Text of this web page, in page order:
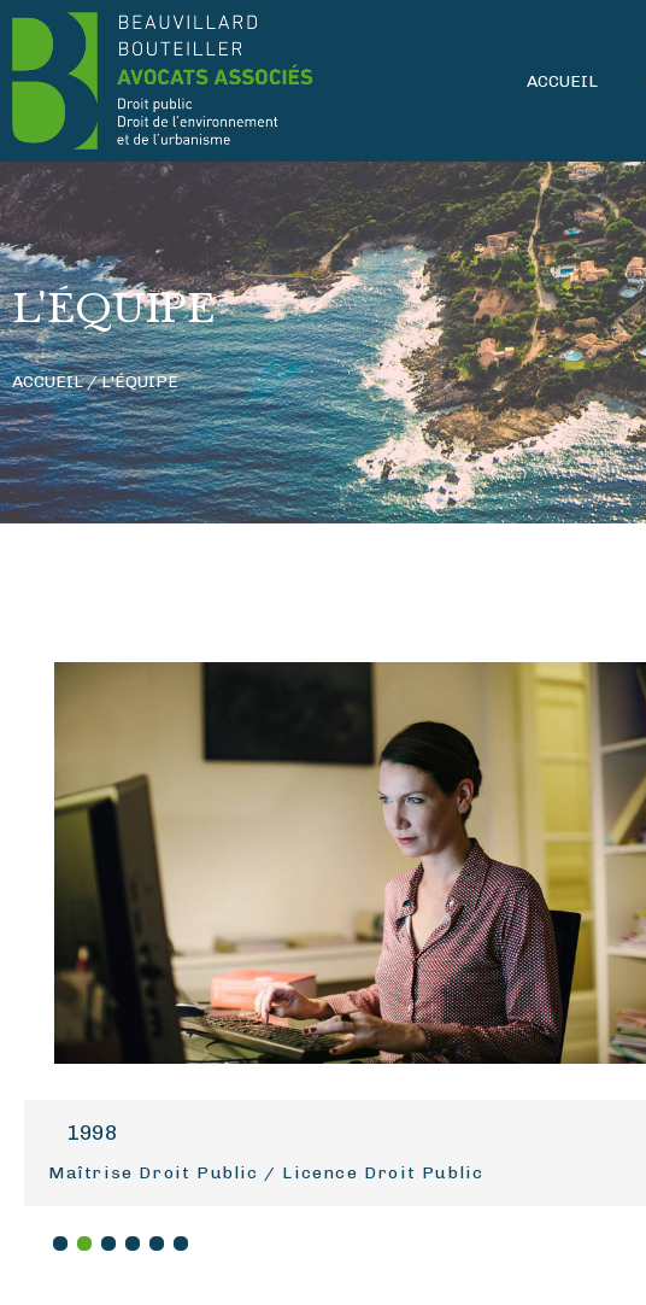
ACCUEIL
L'ÉQUIPE
ACCUEIL / L'ÉQUIPE
Maîtrise Droit Public / Licence Droit Public
1998